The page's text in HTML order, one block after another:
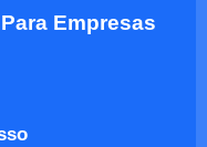
Empresas